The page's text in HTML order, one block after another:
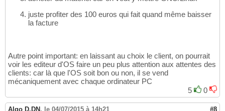
juste profiter des 100 euros qui fait quand même baisser
la facture
Autre point important: en laissant au choix le client, on pourrait
voir les editeur d'OS faire un peu plus attention aux attentes des
clients: car là que l'OS soit bon ou non, il se vend
mécaniquement avec chaque ordinateur PC
5
0
Algo D.DN , le 04/07/2015 à 14h21 #8